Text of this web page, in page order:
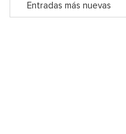
Entradas más nuevas